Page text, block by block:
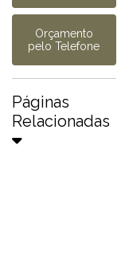
Orçamento
pelo Telefone
Páginas
Relacionadas